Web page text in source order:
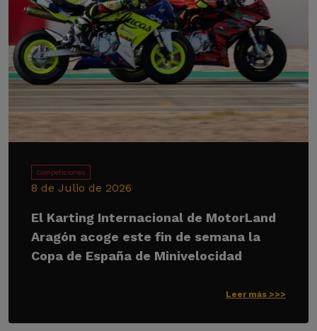
Competiciones
8 de Julio de 2026
El Karting Internacional de MotorLand
Aragón acoge este fin de semana la
Copa de España de Minivelocidad
Leer más >>>